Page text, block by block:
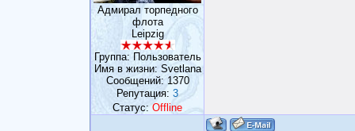
Адмирал торпедного
флота
Leipzig
Группа: Пользователь
Имя в жизни: Svetlana
Сообщений: 1370
Репутация: 3
Статус:Offline